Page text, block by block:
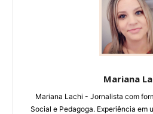
Mariana
Mariana Lachi - Jornalista com
Social e Pedagoga. Experiência em